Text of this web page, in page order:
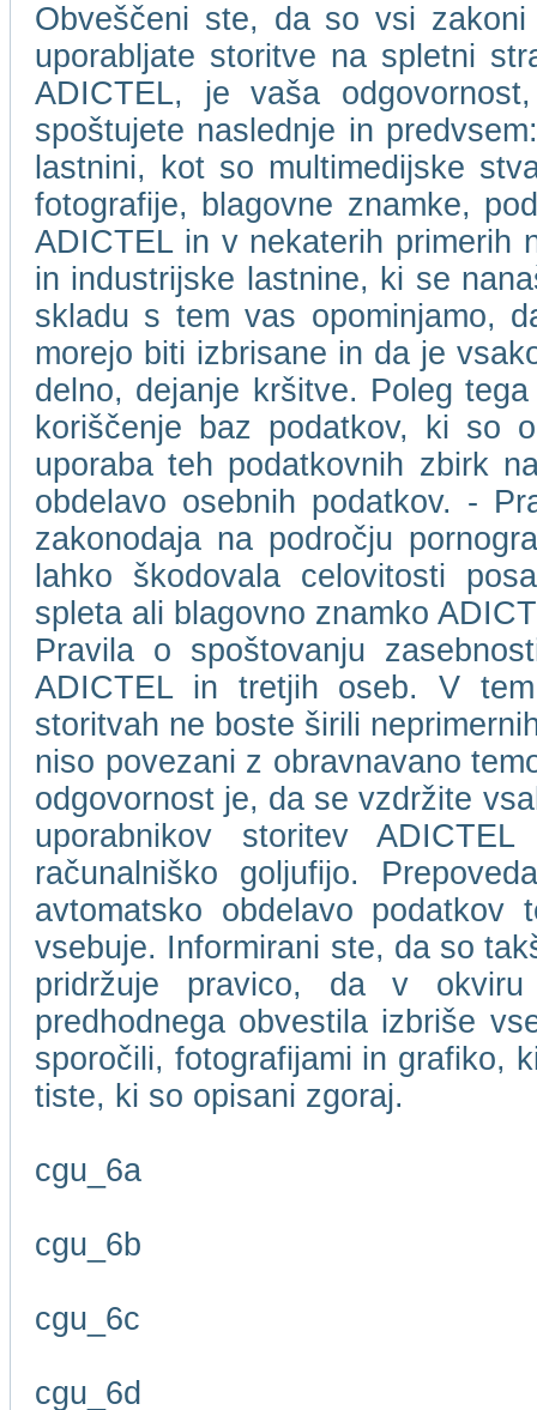
Obveščeni ste, da so vsi
uporabljate storitve na spletni
ADICTEL, je vaša
spoštujete naslednje in
lastnini, kot so multimedijske
fotografije, blagovne znamke,
ADICTEL in v nekaterih primerih
in industrijske lastnine, ki se
skladu s tem vas opominjamo,
morejo biti izbrisane in da je
delno, dejanje kršitve. Poleg
koriščenje baz podatkov, ki so
uporaba teh podatkovnih zbirk
obdelavo osebnih podatkov. -
zakonodaja na področju
lahko škodovala celovitosti
spleta ali blagovno znamko
Pravila o spoštovanju
ADICTEL in tretjih oseb. V
storitvah ne boste širili
niso povezani z obravnavano
odgovornost je, da se vzdržite
uporabnikov storitev
računalniško goljufijo.
avtomatsko obdelavo podatkov
vsebuje. Informirani ste, da so
pridržuje pravico, da v
predhodnega obvestila izbriše
sporočili, fotografijami in grafiko,
tiste, ki so opisani zgoraj.
cgu_6a
cgu_6b
cgu_6c
cgu_6d